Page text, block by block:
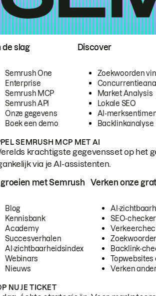
de slag
Semrush One
Enterprise
Semrush MCP
Semrush API
Onze gegevens
Boek een demo
Discover
Zoekwoorden
Market Analysis
Lokale SEO
AI-
Backlinkanalyse
SEMRUSH MCP MET AI
krachtigste gegevensset op het
via je AI-assistenten.
groeien met Semrush
Blog
Kennisbank
Academy
Succesverhalen
AI-zichtbaarheidsindex
Webinars
Nieuws
Verken onze
AI-
SEO-checker
Backlink-
Topwebsites
Verken
NU JE TICKET